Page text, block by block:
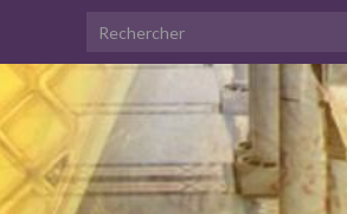
Search for: